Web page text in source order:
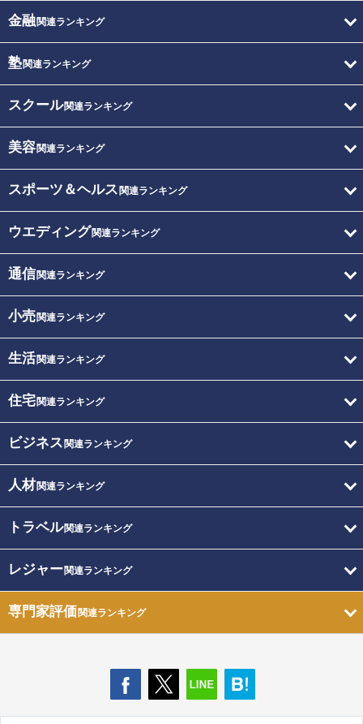
金融関連ランキング
塾関連ランキング
スクール関連ランキング
美容関連ランキング
スポーツ＆ヘルス 関連ランキング
ウエディング関連ランキング
通信関連ランキング
小売関連ランキング
生活関連ランキング
住宅関連ランキング
ビジネス 関連ランキング
人材関連ランキング
トラベル関連ランキング
レジャー関連ランキング
専門家評価関連ランキング